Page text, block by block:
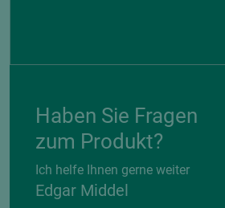
Haben Sie Fragen
zum Produkt?
Ich helfe Ihnen gerne weiter
Edgar Middel